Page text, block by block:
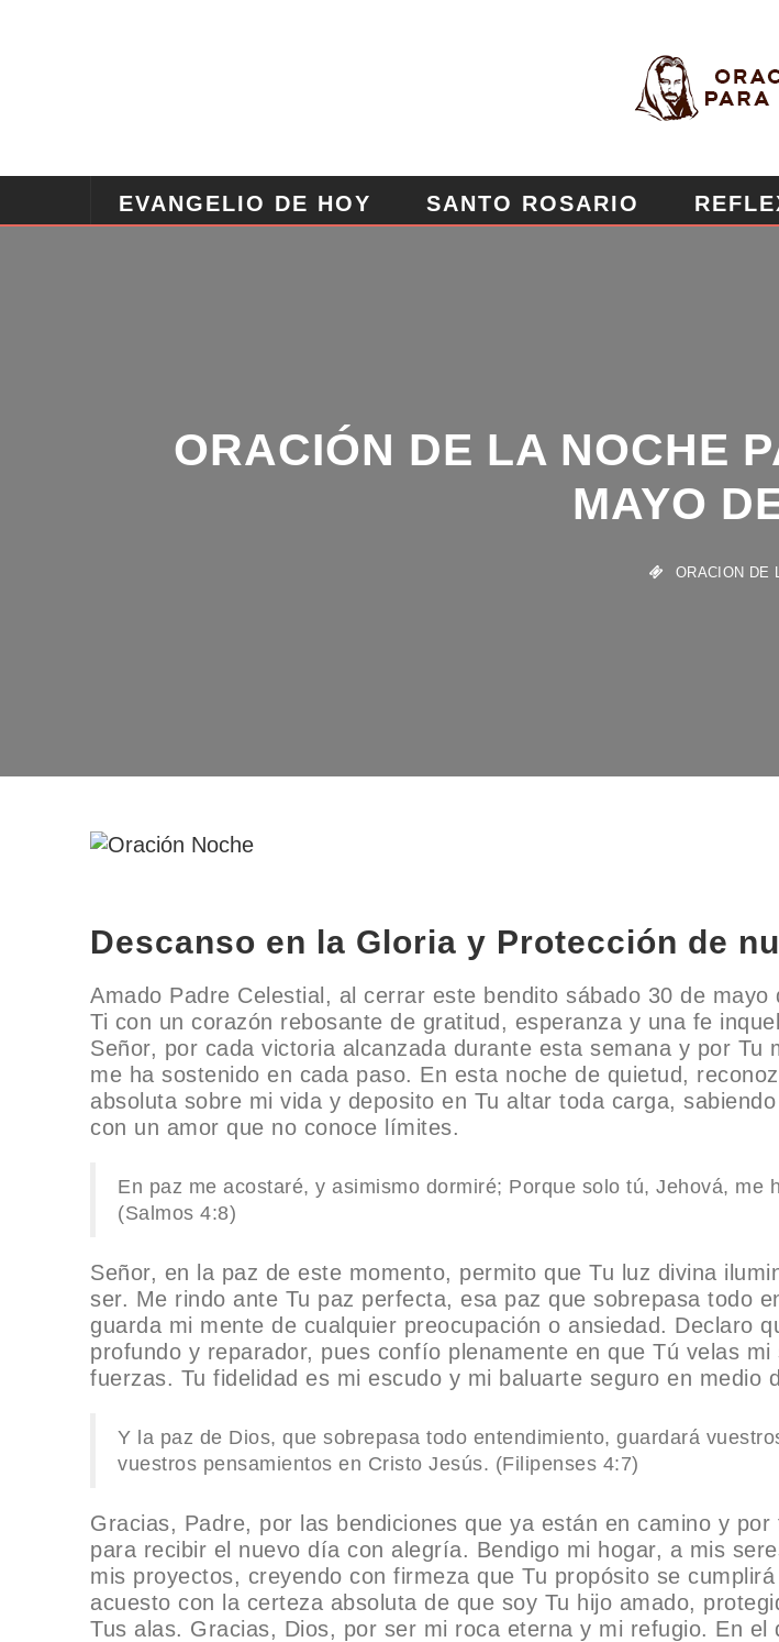
EVANGELIO DE HOY SANTO ROSARIO
ORACIÓN DE LA NOCHE
MAYO
Descanso en la Gloria y Protección de
Amado Padre Celestial, al cerrar este bendito sábado 30 de
Ti con un corazón rebosante de gratitud, esperanza y una fe
Señor, por cada victoria alcanzada durante esta semana y por Tu
me ha sostenido en cada paso. En esta noche de quietud,
absoluta sobre mi vida y deposito en Tu altar toda carga,
con un amor que no conoce límites.
En paz me acostaré, y asimismo dormiré; Porque solo tú, Jehová, me
(Salmos 4:8)
Señor, en la paz de este momento, permito que Tu luz divina
ser. Me rindo ante Tu paz perfecta, esa paz que sobrepasa todo
guarda mi mente de cualquier preocupación o ansiedad. Declaro
profundo y reparador, pues confío plenamente en que Tú velas
fuerzas. Tu fidelidad es mi escudo y mi baluarte seguro en medio
Y la paz de Dios, que sobrepasa todo entendimiento, guardará
vuestros pensamientos en Cristo Jesús. (Filipenses 4:7)
Gracias, Padre, por las bendiciones que ya están en camino y
para recibir el nuevo día con alegría. Bendigo mi hogar, a mis
mis proyectos, creyendo con firmeza que Tu propósito se
acuesto con la certeza absoluta de que soy Tu hijo amado,
Tus alas. Gracias, Dios, por ser mi roca eterna y mi refugio. En el